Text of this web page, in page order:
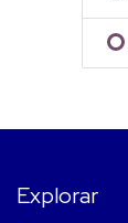
Explorar